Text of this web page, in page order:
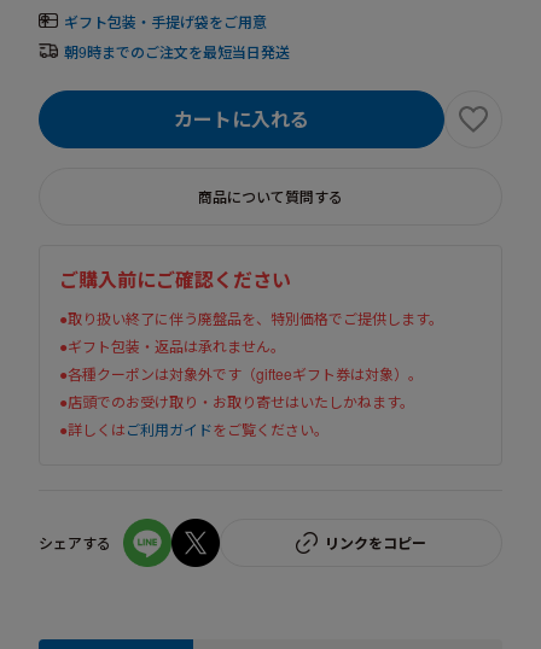
ギフト包装・手提げ袋をご用意
朝9時までのご注文を最短当日発送
カートに入れる
商品について質問する
ご購入前にご確認ください
●取り扱い終了に伴う廃盤品を、特別価格でご提供します。
●ギフト包装・返品は承れません。
●各種クーポンは対象外です（gifteeギフト券は対象）。
●店頭でのお受け取り・お取り寄せはいたしかねます。
●詳しくはご利用ガイドをご覧ください。
シェアする リンクをコピー